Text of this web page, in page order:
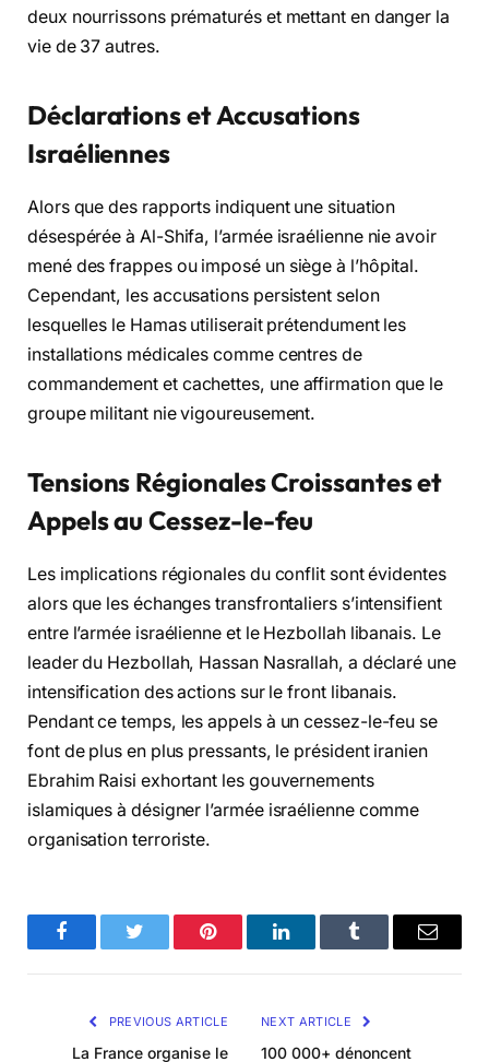
deux nourrissons prématurés et mettant en danger la
vie de 37 autres.
Déclarations et Accusations
Israéliennes
Alors que des rapports indiquent une situation
désespérée à Al-Shifa, l’armée israélienne nie avoir
mené des frappes ou imposé un siège à l’hôpital.
Cependant, les accusations persistent selon
lesquelles le Hamas utiliserait prétendument les
installations médicales comme centres de
commandement et cachettes, une affirmation que le
groupe militant nie vigoureusement.
Tensions Régionales Croissantes et
Appels au Cessez-le-feu
Les implications régionales du conflit sont évidentes
alors que les échanges transfrontaliers s’intensifient
entre l’armée israélienne et le Hezbollah libanais. Le
leader du Hezbollah, Hassan Nasrallah, a déclaré une
intensification des actions sur le front libanais.
Pendant ce temps, les appels à un cessez-le-feu se
font de plus en plus pressants, le président iranien
Ebrahim Raisi exhortant les gouvernements
islamiques à désigner l’armée israélienne comme
organisation terroriste.
FacebookTwitter Pinterest LinkedInTumblr Email
PREVIOUS ARTICLE
La France organise le
NEXT ARTICLE
100 000+ dénoncent